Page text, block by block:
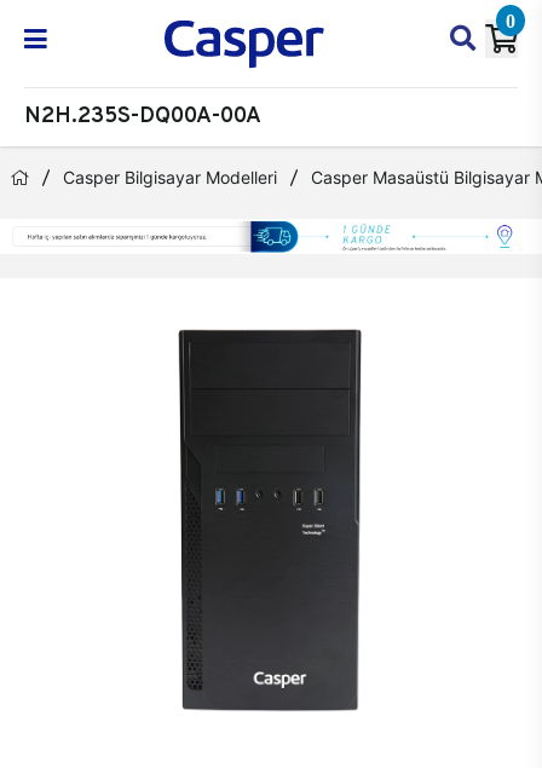
0
N2H.235S-DQ00A-00A
Casper Bilgisayar Modelleri Casper Masaüstü Bilgisayar